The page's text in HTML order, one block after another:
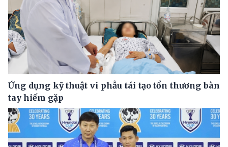
Ứng dụng kỹ thuật vi phẫu tái tạo tổn thương bàn
tay hiếm gặp